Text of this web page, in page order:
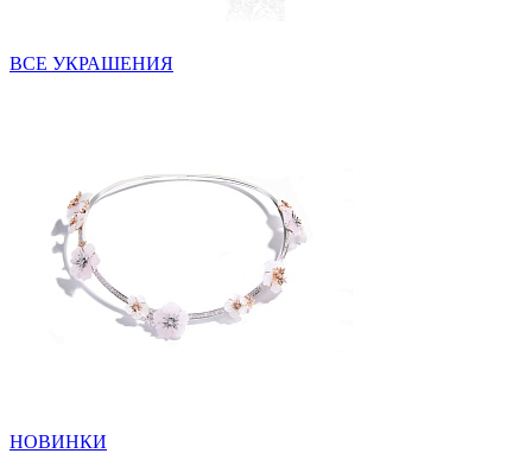
ВСЕ УКРАШЕНИЯ
НОВИНКИ